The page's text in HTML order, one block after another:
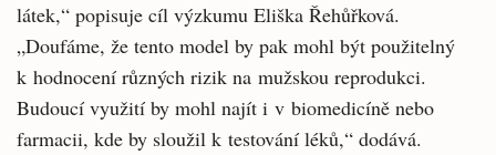
látek,“ popisuje cíl výzkumu Eliška Řehůřková.
„Doufáme, že tento model by pak mohl být použitelný
k hodnocení různých rizik na mužskou reprodukci.
Budoucí využití by mohl najít i v biomedicíně nebo
farmacii, kde by sloužil k testování léků,“ dodává.